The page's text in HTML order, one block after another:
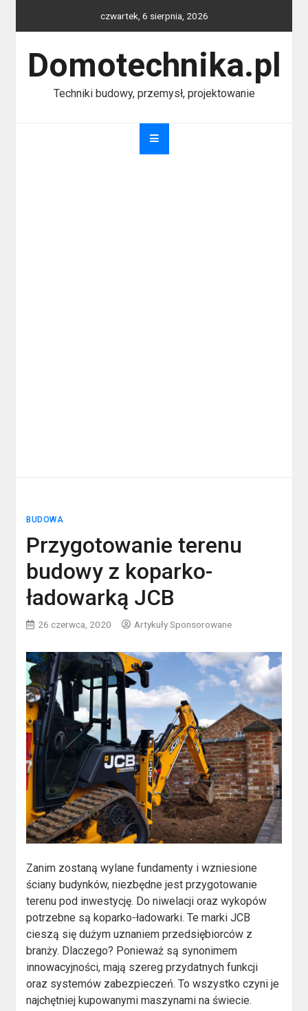
czwartek, 6 sierpnia, 2026
Domotechnika.pl
Techniki budowy, przemysł, projektowanie
BUDOWA
Przygotowanie terenu
budowy z koparko-
ładowarką JCB
26 czerwca, 2020 Artykuły Sponsorowane
Zanim zostaną wylane fundamenty i wzniesione
ściany budynków, niezbędne jest przygotowanie
terenu pod inwestycję. Do niwelacji oraz wykopów
potrzebne są koparko-ładowarki. Te marki JCB
cieszą się dużym uznaniem przedsiębiorców z
branży. Dlaczego? Ponieważ są synonimem
innowacyjności, mają szereg przydatnych funkcji
oraz systemów zabezpieczeń. To wszystko czyni je
najchętniej kupowanymi maszynami na świecie.